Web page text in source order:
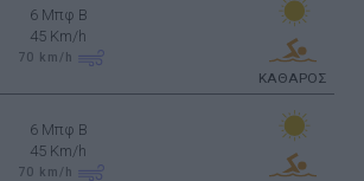
6 Μπφ B
45 Km/h
70 km/h
ΚΑΘΑΡΟΣ
6 Μπφ B
45 Km/h
70 km/h